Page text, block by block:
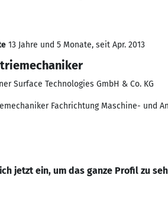
13 Jahre und 5 Monate, seit Apr. 2013
Surface Technologies GmbH & Co. KG
Fachrichtung Maschine- und
jetzt ein, um das ganze Profil zu